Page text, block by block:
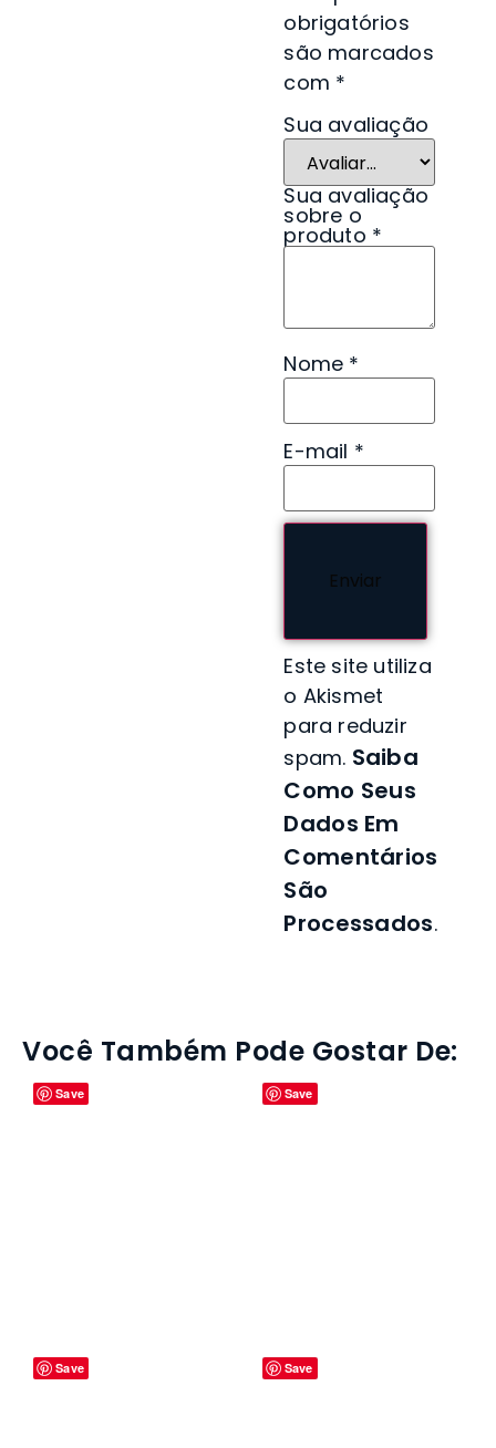
obrigatórios
são marcados
com *
Sua avaliação
Sua avaliação
sobre o
produto *
Nome *
E-mail *
Este site utiliza
o Akismet
para reduzir
spam. Saiba
Como Seus
Dados Em
Comentários
São
Processados.
Você Também Pode Gostar De: